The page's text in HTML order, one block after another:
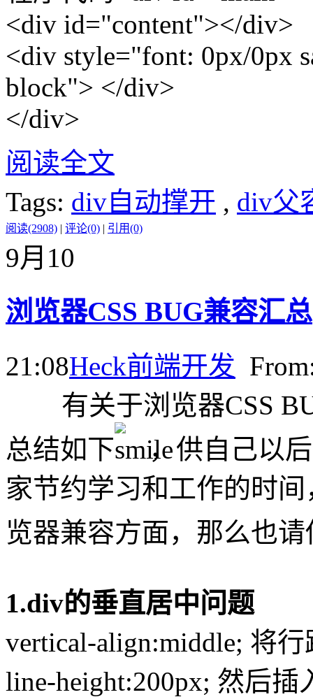
<div id="content"></div>
<div style="font: 0px/0px
block"> </div>
</div>
阅读全文
Tags: div自动撑开 , div父
阅读(2908) | 评论(0) | 引用(0)
9月 10
浏览器CSS BUG兼容汇总
21:08Heck前端开发
有关于浏览器CSS
总结如下
，供自己以
家节约学习和工作的时
览器兼容方面，那么也
1.div的垂直居中问题
vertical-align:middle; 将
line-height:200px; 然后